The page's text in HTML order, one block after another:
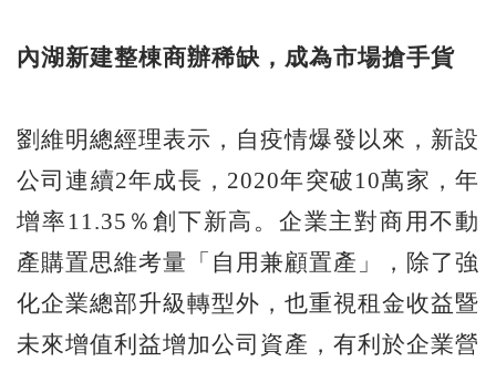
內湖新建整棟商辦稀缺，成為市場搶手貨
劉維明總經理表示，自疫情爆發以來，新設
公司連續2年成長，2020年突破10萬家，年
增率11.35％創下新高。企業主對商用不動
產購置思維考量「自用兼顧置產」，除了強
化企業總部升級轉型外，也重視租金收益暨
未來增值利益增加公司資產，有利於企業營